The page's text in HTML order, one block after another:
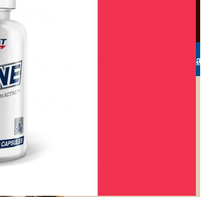
И Адвокаты Бывают Детективами